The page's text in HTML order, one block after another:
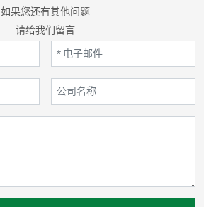
如果您还有其他问题
请给我们留言